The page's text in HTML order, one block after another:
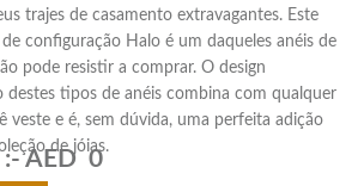
trajes de casamento extravagantes. Este
configuração Halo é um daqueles anéis de
pode resistir a comprar. O design
destes tipos de anéis combina com qualquer
veste e é, sem dúvida, uma perfeita adição
de jóias.
:-AED 0